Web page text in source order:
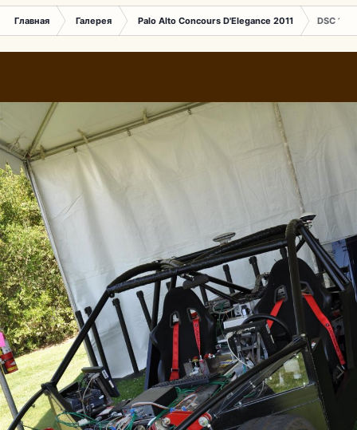
Главная Галерея Palo Alto Concours D'Elegance 2011 DSC